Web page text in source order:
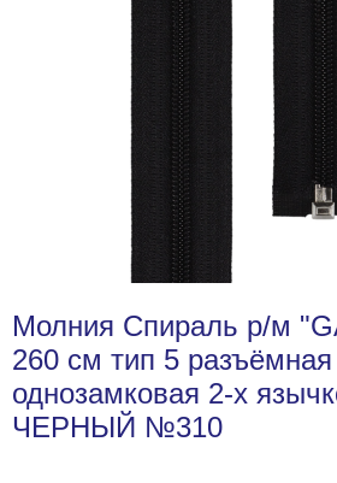
Молния Спираль р/м
260 см тип 5 разъёмная
однозамковая 2-х
ЧЕРНЫЙ №310